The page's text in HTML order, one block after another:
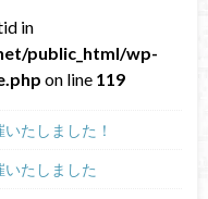
in
public_html/wp-
on line 119
たしました！
たしました